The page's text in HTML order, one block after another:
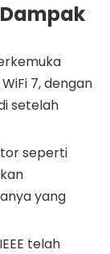
7, dengan
setelah
seperti
yang
telah